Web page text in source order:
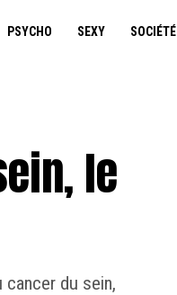
PSYCHO SEXY SOCIÉTÉ
le
du sein,